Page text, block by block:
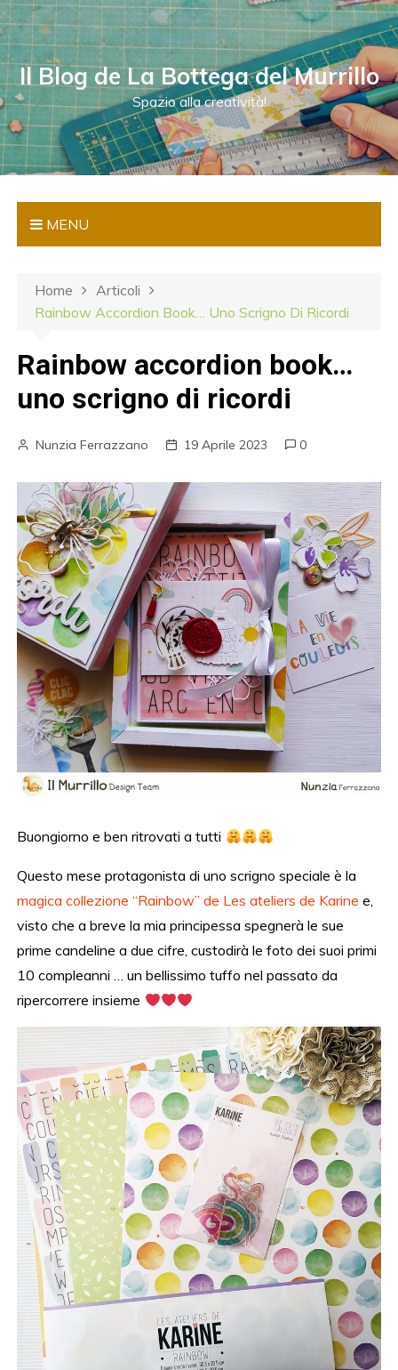
S
a
a
a
l
c
Il Blog de La Bottega del Murrillo
Spazio alla creatività!
MENU
Home
Articoli
Rainbow Accordion Book… Uno Scrigno Di Ricordi
Rainbow accordion book…
uno scrigno di ricordi
Nunzia Ferrazzano 19 Aprile 2023 0
Buongiorno e ben ritrovati a tutti
Questo mese protagonista di uno scrigno speciale è la
magica collezione “Rainbow” de Les ateliers de Karine e,
visto che a breve la mia principessa spegnerà le sue
prime candeline a due cifre, custodirà le foto dei suoi primi
10 compleanni … un bellissimo tuffo nel passato da
ripercorrere insieme